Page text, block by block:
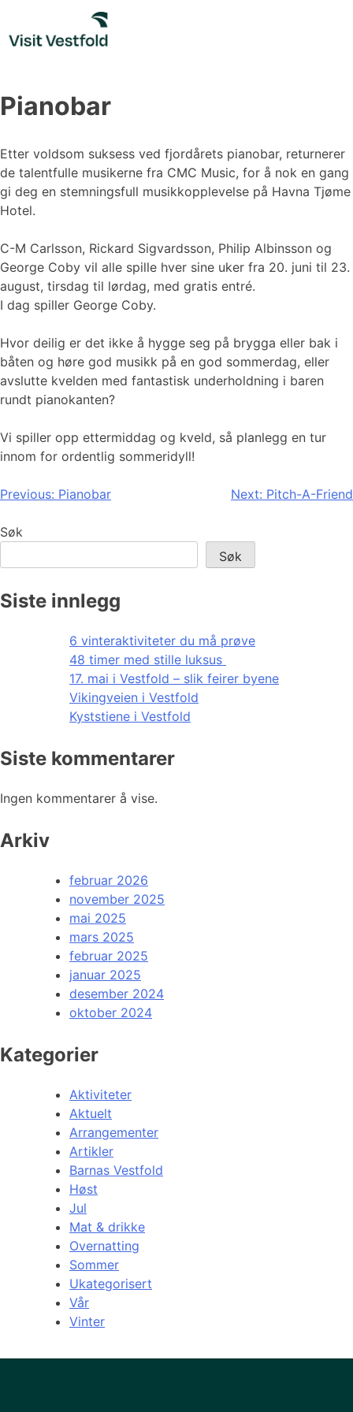
content
Pianobar
Etter voldsom suksess ved fjordårets pianobar, returnerer
de talentfulle musikerne fra CMC Music, for å nok en gang
gi deg en stemningsfull musikkopplevelse på Havna Tjøme
Hotel.
C-M Carlsson, Rickard Sigvardsson, Philip Albinsson og
George Coby vil alle spille hver sine uker fra 20. juni til 23.
august, tirsdag til lørdag, med gratis entré.
I dag spiller George Coby.
Hvor deilig er det ikke å hygge seg på brygga eller bak i
båten og høre god musikk på en god sommerdag, eller
avslutte kvelden med fantastisk underholdning i baren
rundt pianokanten?
Vi spiller opp ettermiddag og kveld, så planlegg en tur
innom for ordentlig sommeridyll!
Innleggsnavigasjon
Previous: Pianobar Next: Pitch-A-Friend
Søk
Søk
Siste innlegg
6 vinteraktiviteter du må prøve
48 timer med stille luksus
17. mai i Vestfold – slik feirer byene
Vikingveien i Vestfold
Kyststiene i Vestfold
Siste kommentarer
Ingen kommentarer å vise.
Arkiv
februar 2026
november 2025
mai 2025
mars 2025
februar 2025
januar 2025
desember 2024
oktober 2024
Kategorier
Aktiviteter
Aktuelt
Arrangementer
Artikler
Barnas Vestfold
Høst
Jul
Mat & drikke
Overnatting
Sommer
Ukategorisert
Vår
Vinter